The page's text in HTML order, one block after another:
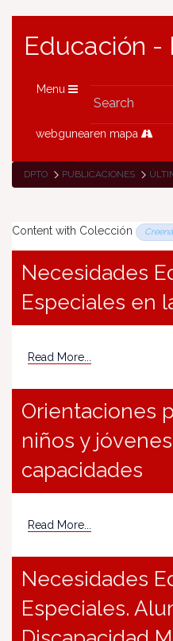
Educación -
Menu
webgunearen mapa
DPTO PUBLICACIONES
Content with Colección Creena
Necesidades
Especiales en
Read More...
Orientaciones
niños y
capacidades
Read More...
Necesidades
Especiales.